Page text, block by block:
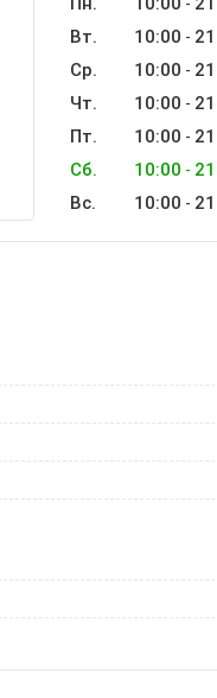
Вт.
10:00 -
Ср.
10:00 -
Чт.
10:00 -
Пт.
10:00 -
Сб.
10:00 -
Вс.
10:00 -